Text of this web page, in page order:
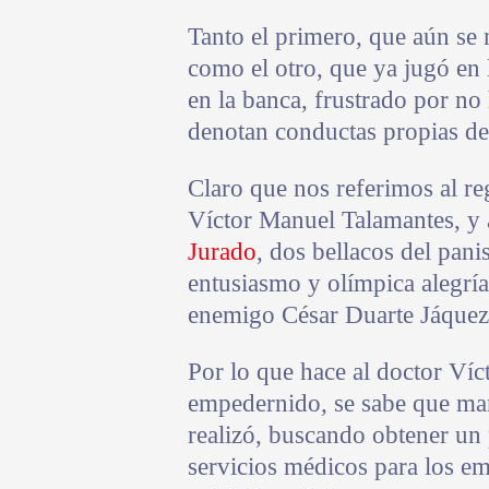
Tanto el primero, que aún se
como el otro, que ya jugó en
en la banca, frustrado por
denotan conductas propias
Claro que nos referimos al
Víctor Manuel Talamantes,
Jurado, dos bellacos del
entusiasmo y olímpica
enemigo César Duarte
Por lo que hace al doctor
empedernido, se sabe que
realizó, buscando obtener
servicios médicos para los